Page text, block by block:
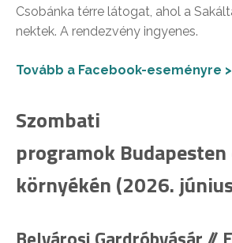
Csobánka térre látogat, ahol a
nektek. A rendezvény ingyenes.
Tovább a Facebook-eseményre
Szombati
programok Budapesten
környékén (2026.